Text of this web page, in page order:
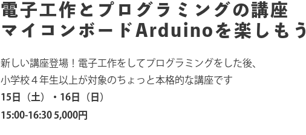
電子工作とプログラミングの講座
マイコンボードArduinoを楽しもう
新しい講座登場！電子工作をしてプログラミングをした後、
小学校４年生以上が対象のちょっと本格的な講座です
15日（土）・16日（日）
15:00-16:30 5,000円